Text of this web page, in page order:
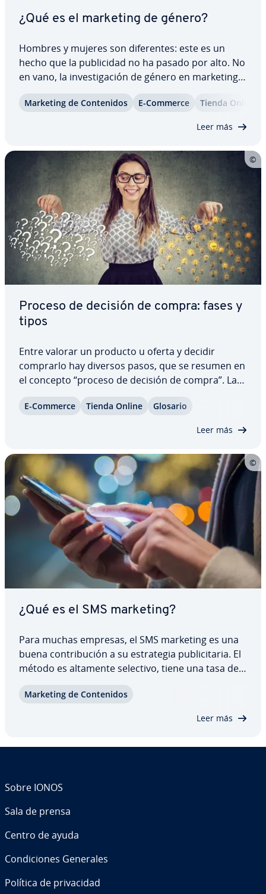
¿Qué es el marketing de género?
Hombres y mujeres son di­fe­re­n­tes: este es un
hecho que la pu­bli­ci­dad no ha pasado por alto. No
en vano, la in­ve­s­ti­ga­ción de género en marketing
está ganando cada vez más re­le­va­n­cia. Ahora bien,
¿qué se entiende bajo la etiqueta de marketing de
Marketing de Co­n­te­ni­dos E-Commerce Tienda Online
Leer más
Proceso de decisión de compra: fases y
tipos
Entre valorar un producto u oferta y decidir
comprarlo hay diversos pasos, que se resumen en
el concepto “proceso de decisión de compra”. La
decisión de compra es el término genérico que
designa los complejos procesos e in­flue­n­cias emo­
E-Commerce Tienda Online Glosario
Leer más
¿Qué es el SMS marketing?
Para muchas empresas, el SMS marketing es una
buena co­n­tri­bu­ción a su es­tra­te­gia pu­bli­ci­ta­ria. El
método es altamente selectivo, tiene una tasa de
maneras. Descubre todo lo que hay que saber
Marketing de Co­n­te­ni­dos
Leer más
Sobre IONOS
Sala de prensa
Centro de ayuda
Co­n­di­cio­nes Generales
Política de pri­va­ci­dad